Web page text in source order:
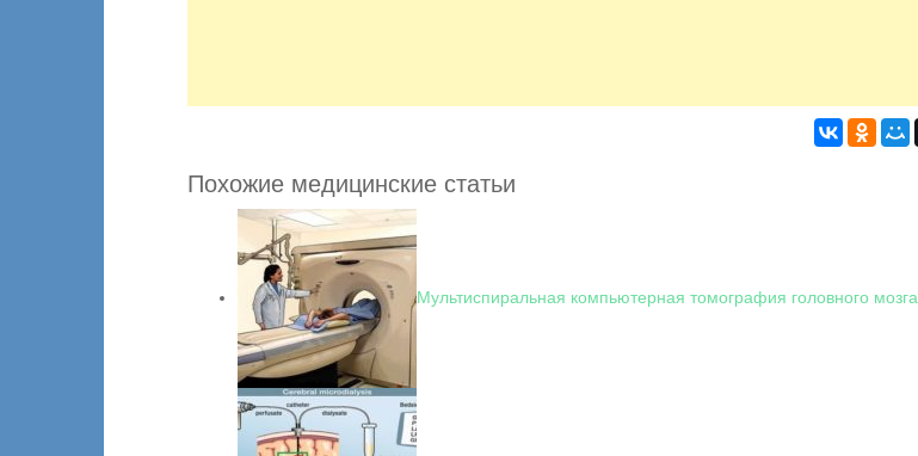
Похожие медицинские статьи
Мультиспиральная компьютерная томография головного мозга